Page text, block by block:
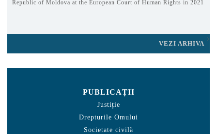
Republic of Moldova at the European Court of Human Rights in 2021
VEZI ARHIVA
PUBLICAȚII
Justiție
Drepturile Omului
Societate civilă